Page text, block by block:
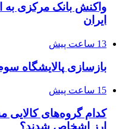
واکنش بانک مرکزی به
ایران
13 ساعت پیش
بازسازی پالایشگاه
15 ساعت پیش
کدام گروه‌های کالایی
ارز اشخاص شدند؟